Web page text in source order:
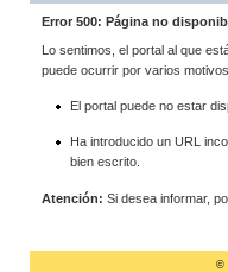
Error 500: Página no
Lo sentimos, el portal al que
puede ocurrir por varios
El portal puede no estar
Ha introducido un URL
bien escrito.
Atención: Si desea informar,
©